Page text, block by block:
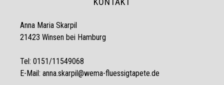
Anna Maria Skarpil
21423 Winsen bei Hamburg
Tel: 0151/11549068
E-Mail: anna.skarpil@wema-fluessigtapete.de